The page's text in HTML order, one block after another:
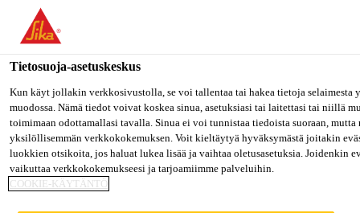
Olet menossa "Sika Finland", näyttää, että olet "Yhdysvallat".
oman maasi sivulle.
MENE SIKA USA
Sika Finland
Sikaflex®-221
Tietosuoja-asetuskeskus
Kun käyt jollakin verkkosivustolla, se voi tallentaa tai hakea tietoja selaimesta
muodossa. Nämä tiedot voivat koskea sinua, asetuksiasi tai laitettasi tai niillä
toimimaan odottamallasi tavalla. Sinua ei voi tunnistaa tiedoista suoraan,
yksilöllisemmän verkkokokemuksen. Voit kieltäytyä hyväksymästä joitakin
luokkien otsikoita, jos haluat lukea lisää ja vaihtaa oletusasetuksia. Joidenkin
vaikuttaa verkkokokemukseesi ja tarjoamiimme palveluihin.
COOKIE-KÄYTÄNTÖ